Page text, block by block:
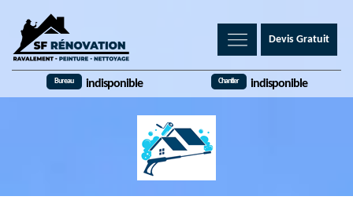
Devis Gratuit
Bureau indisponible Chantier indisponible